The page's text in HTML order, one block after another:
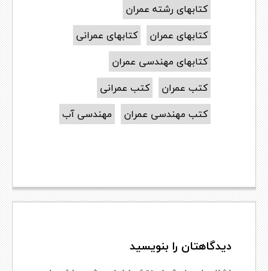
کتابهای رشته عمران
کتابهای عمران
کتابهای عمرانی
کتابهای مهندسی عمران
کتب عمران
کتب عمرانی
کتب مهندسی عمران
مهندسی آب
دیدگاهتان را بنویسید